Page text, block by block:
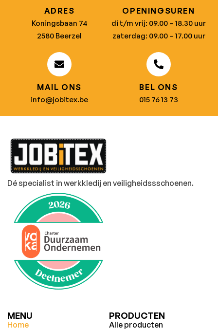
ADRES
Koningsbaan 74
2580 Beerzel
OPENINGSUREN
di t/m vrij: 09.00 – 18.30 uur
zaterdag: 09.00 – 17.00 uur
MAIL ONS
info@jobitex.be
BEL ONS
015 76 13 73
Dé specialist in werkkledij en veiligheidssschoenen.
MENU
Home
PRODUCTEN
Alle producten